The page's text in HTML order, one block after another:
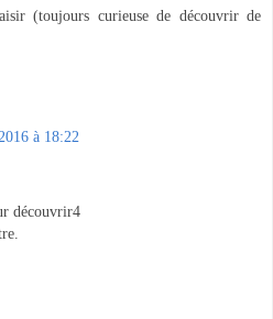
(toujours curieuse de découvrir de
à 18:22
découvrir4